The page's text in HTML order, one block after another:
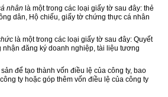
nhân là một trong các loại giấy tờ sau đây: thẻ
dân, Hộ chiếu, giấy tờ chứng thực cá nhân
là một trong các loại giấy tờ sau đây: Quyết
nhận đăng ký doanh nghiệp, tài liệu tương
sản để tạo thành vốn điều lệ của công ty, bao
ty hoặc góp thêm vốn điều lệ của công ty